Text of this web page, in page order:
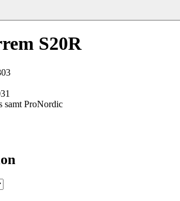
S20R
samt ProNordic